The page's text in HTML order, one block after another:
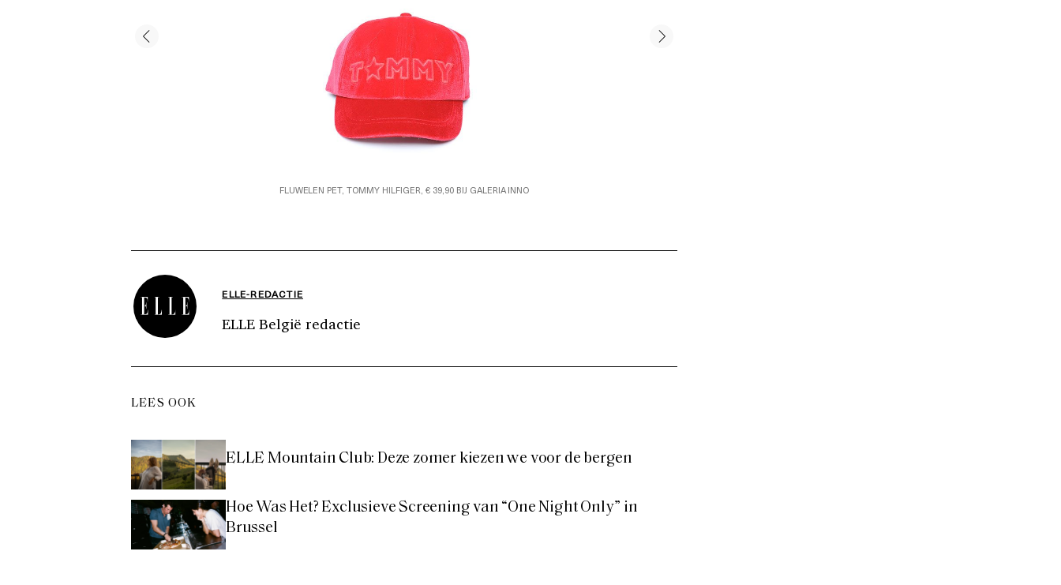
FLUWELEN PET, TOMMY HILFIGER, € 39,90 BIJ GALERIA INNO
ELLE-REDACTIE
ELLE België redactie
LEES OOK
ELLE Mountain Club: Deze zomer kiezen we voor de bergen
Hoe Was Het? Exclusieve Screening van “One Night Only” in
Brussel